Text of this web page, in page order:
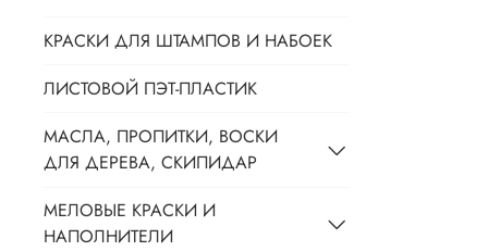
КРАСКИ ДЛЯ ШТАМПОВ И НАБОЕК
ЛИСТОВОЙ ПЭТ-ПЛАСТИК
МАСЛА, ПРОПИТКИ, ВОСКИ
ДЛЯ ДЕРЕВА, СКИПИДАР
МЕЛОВЫЕ КРАСКИ И
НАПОЛНИТЕЛИ